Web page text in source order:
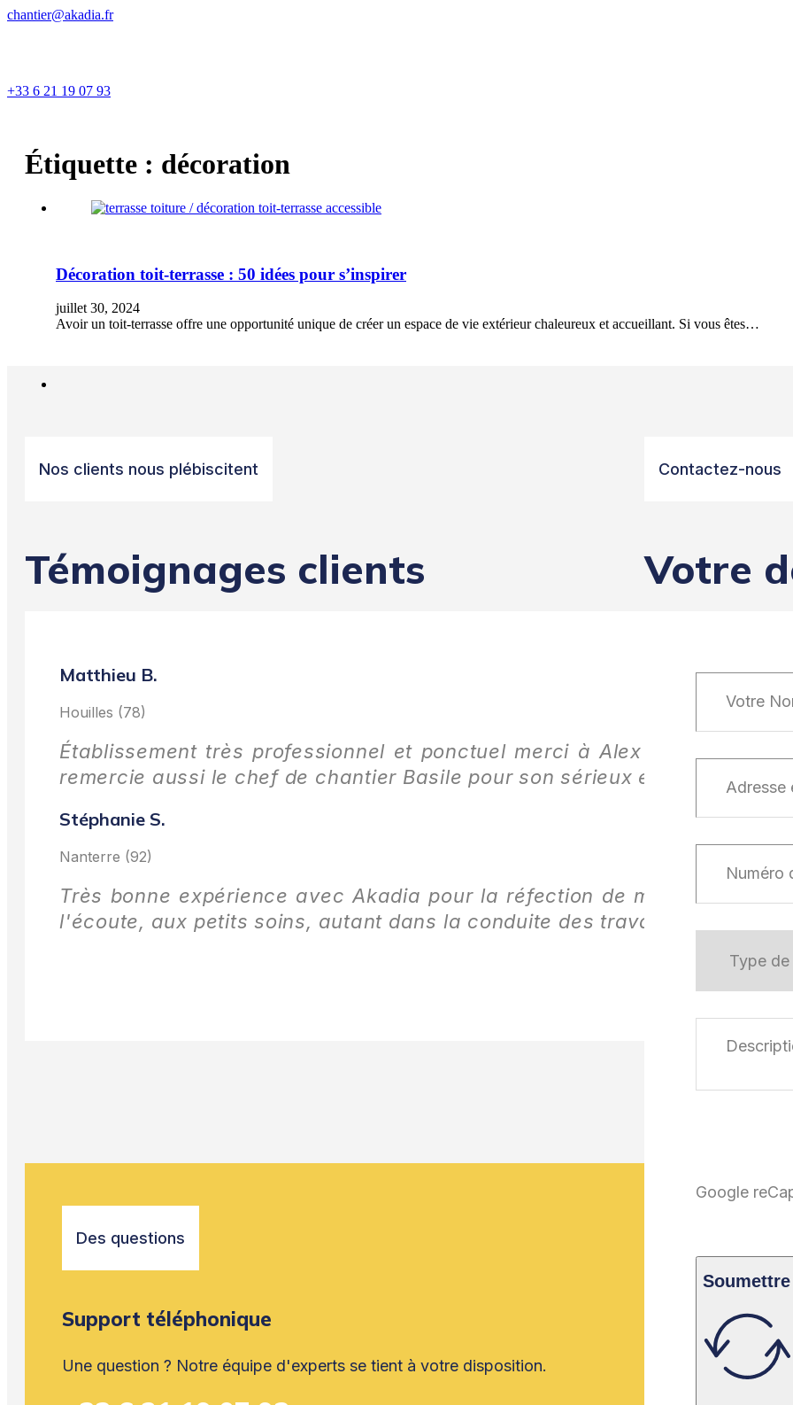
chantier@akadia.fr
+33 6 21 19 07 93
Étiquette : décoration
Décoration toit-terrasse : 50 idées pour s’inspirer
juillet 30, 2024
Avoir un toit-terrasse offre une opportunité unique de créer un espace de vie extérieur chaleureux et accueillant. Si vous êtes…
Nos clients nous plébiscitent
Témoignages clients
Matthieu B.
Houilles (78)
Établissement très professionnel et ponctuel merci à Alex pour le suivi
remercie aussi le chef de chantier Basile pour son sérieux et ces conseils.
Stéphanie S.
Nanterre (92)
Très bonne expérience avec Akadia pour la réfection de mon toit
l'écoute, aux petits soins, autant dans la conduite des travaux que pour
Des questions
Support téléphonique
Une question ? Notre équipe d'experts se tient à votre disposition.
Contactez-nous
Votre
Google
Soumettre